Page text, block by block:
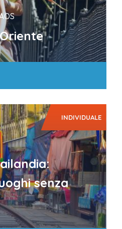
INDIVIDUALE
senza